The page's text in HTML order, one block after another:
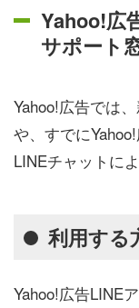
Yahoo!広
サポート
Yahoo!広告では
や、すでに
LINEチャットに
利用する
Yahoo!広告LINE